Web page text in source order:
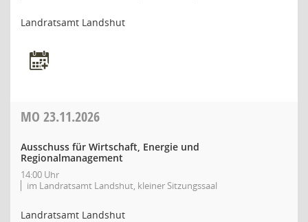
Landratsamt Landshut
MO 23.11.2026
Ausschuss für Wirtschaft, Energie und
Regionalmanagement
14:00 Uhr
im Landratsamt Landshut, kleiner Sitzungssaal
Landratsamt Landshut